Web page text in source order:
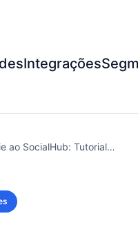
Integrações
ao SocialHub: Tutorial…